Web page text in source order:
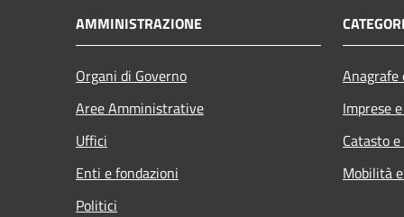
AMMINISTRAZIONE
Organi di Governo
Aree Amministrative
Uffici
Enti e fondazioni
Politici
Imprese
Catasto
Mobilità